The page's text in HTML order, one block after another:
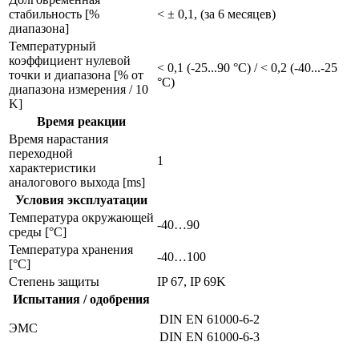
стабильность [%
диапазона]
< ± 0,1, (за 6 месяцев)
Температурный
коэффициент нулевой
точки и диапазона [% от
диапазона измерения / 10
K]
< 0,1 (-25...90 °C) / < 0,2 (-40...-25
°C)
Время реакции
Время нарастания
переходной
характеристики
аналогового выхода [ms]
1
Условия эксплуатации
Температура окружающей
среды [°C]
-40…90
Температура хранения
[°C]
-40…100
Степень защиты
IP 67, IP 69K
Испытания / одобрения
ЭMC
DIN EN 61000-6-2
DIN EN 61000-6-3